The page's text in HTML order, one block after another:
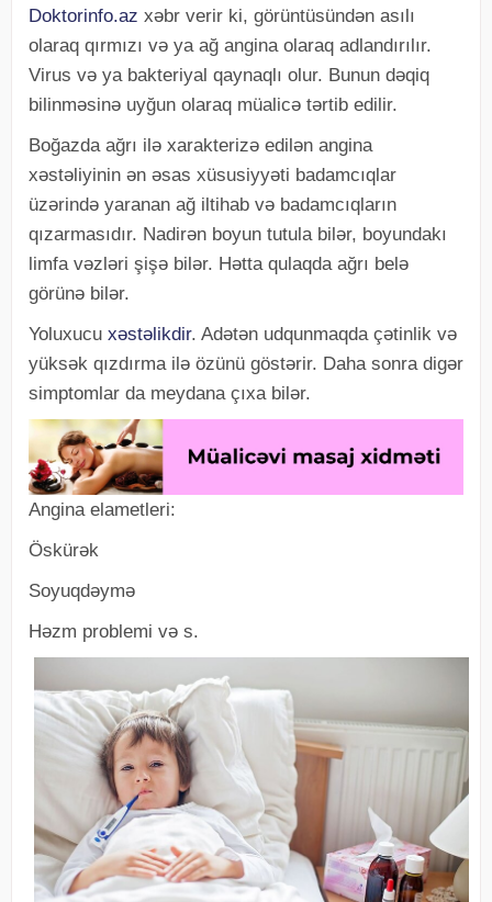
Doktorinfo.az xəbr verir ki, görüntüsündən asılı
olaraq qırmızı və ya ağ angina olaraq adlandırılır.
Virus və ya bakteriyal qaynaqlı olur. Bunun dəqiq
bilinməsinə uyğun olaraq müalicə tərtib edilir.
Boğazda ağrı ilə xarakterizə edilən angina
xəstəliyinin ən əsas xüsusiyyəti badamcıqlar
üzərində yaranan ağ iltihab və badamcıqların
qızarmasıdır. Nadirən boyun tutula bilər, boyundakı
limfa vəzləri şişə bilər. Hətta qulaqda ağrı belə
görünə bilər.
Yoluxucu xəstəlikdir. Adətən udqunmaqda çətinlik və
yüksək qızdırma ilə özünü göstərir. Daha sonra digər
simptomlar da meydana çıxa bilər.
Angina elametleri:
Öskürək
Soyuqdəymə
Həzm problemi və s.